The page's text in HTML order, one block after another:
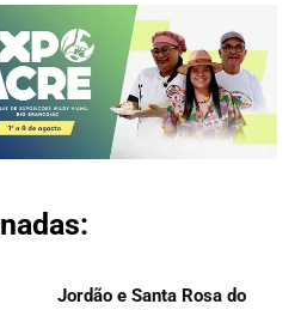
Jordão e Santa Rosa do